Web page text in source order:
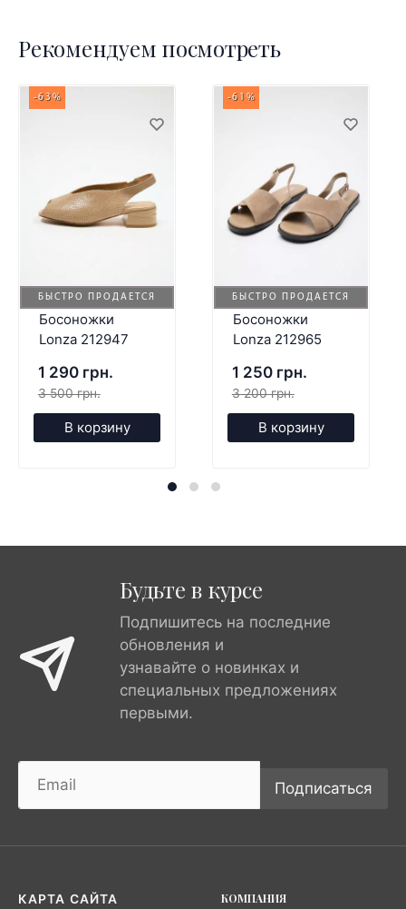
Рекомендуем посмотреть
БЫСТРО ПРОДАЕТСЯ
-63%
Босоножки
Lonza 212947
1 290 грн.
3 500 грн.
В корзину
БЫСТРО ПРОДАЕТСЯ
-61%
Босоножки
Lonza 212965
1 250 грн.
3 200 грн.
В корзину
Будьте в курсе
Подпишитесь на последние
обновления и
узнавайте о новинках и
специальных предложениях
первыми.
Подписаться
КАРТА САЙТА
КОМПАНИЯ